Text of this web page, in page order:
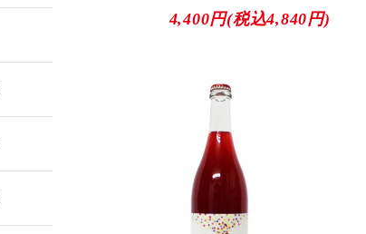
4,400円(税込4,840円)